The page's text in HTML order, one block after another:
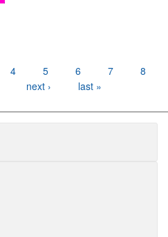
4 5 6 7
8
next › last »